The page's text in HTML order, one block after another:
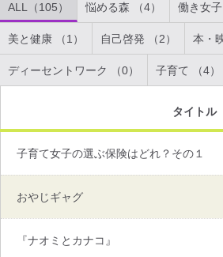
ALL（105） 悩める森 （4） 働き女子
美と健康 （1） 自己啓発 （2） 本・
ディーセントワーク （0） 子育て （4）
タイトル
子育て女子の選ぶ保険はどれ？その１
おやじギャグ
『ナオミとカナコ』